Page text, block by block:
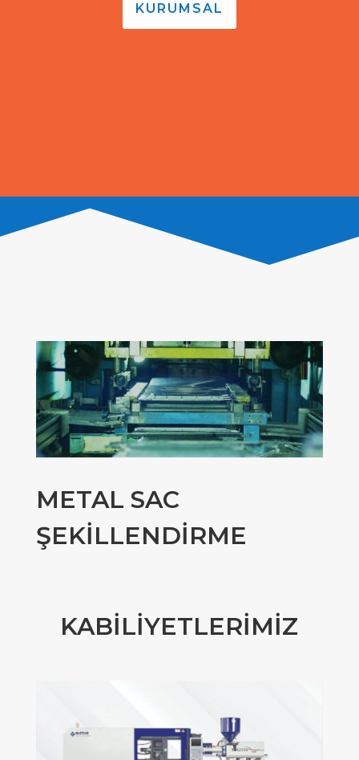
KURUMSAL
METAL SAC
ŞEKİLLENDİRME
KABİLİYETLERİMİZ